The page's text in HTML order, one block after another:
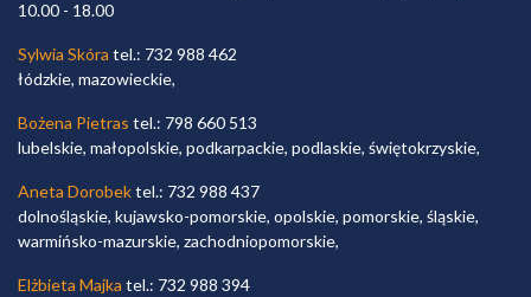
10.00 - 18.00
Sylwia Skóra tel.: 732 988 462
łódzkie, mazowieckie,
Bożena Pietras tel.: 798 660 513
lubelskie, małopolskie, podkarpackie, podlaskie, świętokrzyskie,
Aneta Dorobektel.: 732 988 437
dolnośląskie, kujawsko-pomorskie, opolskie, pomorskie, śląskie,
warmińsko-mazurskie, zachodniopomorskie,
Elżbieta Majka tel.: 732 988 394